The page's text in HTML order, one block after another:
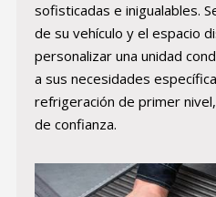
sofisticadas e inigualables.
de su vehículo y el espacio
personalizar una unidad
a sus necesidades
refrigeración de primer
de confianza.